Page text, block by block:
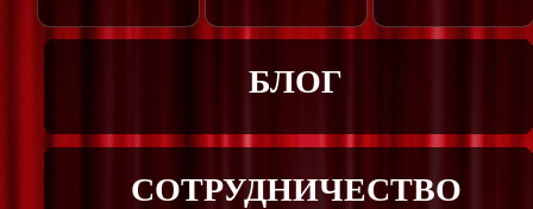
БЛОГ
СОТРУДНИЧЕСТВО